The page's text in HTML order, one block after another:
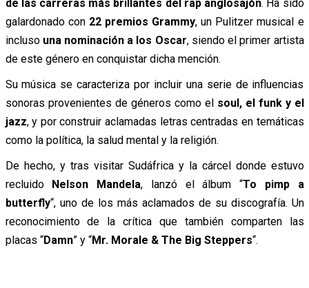
de las carreras más brillantes del rap anglosajón. Ha sido
galardonado con 22 premios Grammy, un Pulitzer musical e
incluso una nominación a los Oscar, siendo el primer artista
de este género en conquistar dicha mención.
Su música se caracteriza por incluir una serie de influencias
sonoras provenientes de géneros como el soul, el funk y el
jazz, y por construir aclamadas letras centradas en temáticas
como la política, la salud mental y la religión.
De hecho, y tras visitar Sudáfrica y la cárcel donde estuvo
recluido Nelson Mandela, lanzó el álbum “To pimp a
butterfly“, uno de los más aclamados de su discografía. Un
reconocimiento de la crítica que también comparten las
placas “Damn” y “Mr. Morale & The Big Steppers“.